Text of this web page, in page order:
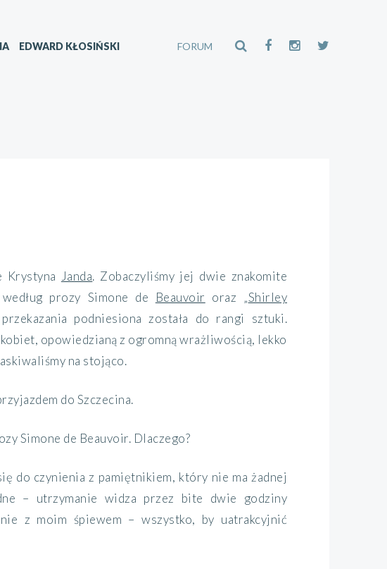
FORUM
EDWARD KŁOSIŃSKI
Krystyna Janda. Zobaczyliśmy jej dwie znakomite
prozy Simone de
Beauvoir oraz „Shirley
podniesiona została do rangi sztuki.
opowiedzianą z ogromną wrażliwością, lekko
na stojąco.
do Szczecina.
Simone de Beauvoir. Dlaczego?
do czynienia z pamiętnikiem, który nie ma żadnej
– utrzymanie widza przez bite dwie godziny
z moim śpiewem – wszystko, by uatrakcyjnić